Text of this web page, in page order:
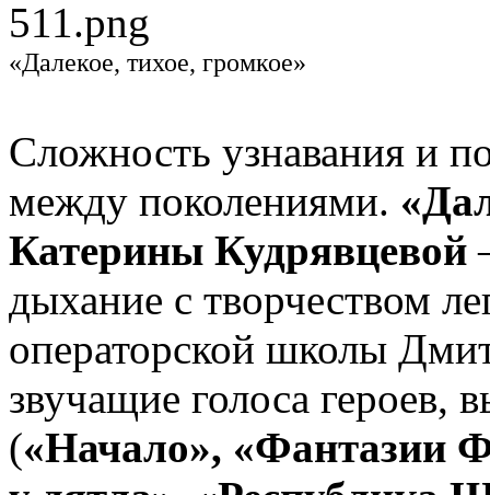
«Далекое, тихое, громкое»
Сложность узнавания и
между поколениями.
Катерины Кудрявцевой
дыхание с творчеством
операторской школы
звучащие голоса героев,
(«Начало», «Фантазии